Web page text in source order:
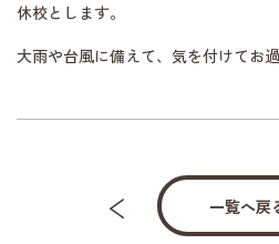
休校とします。
大雨や台風に備えて、気を付けてお
一覧へ戻